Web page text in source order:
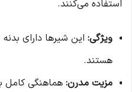
استفاده می‌کنند.
ویژگی:
هستند.
مزیت مدرن: